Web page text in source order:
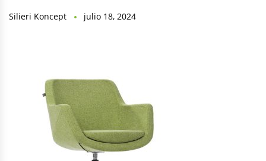
Silieri Koncept julio 18, 2024